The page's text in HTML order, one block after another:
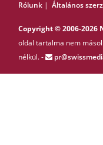
Rólunk | Általános
Copyright © 2006-2026
oldal tartalma nem
nélkül. -